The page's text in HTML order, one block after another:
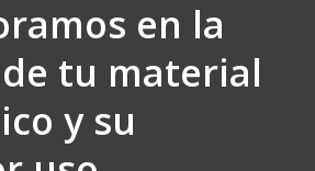
en la
tu material
y su